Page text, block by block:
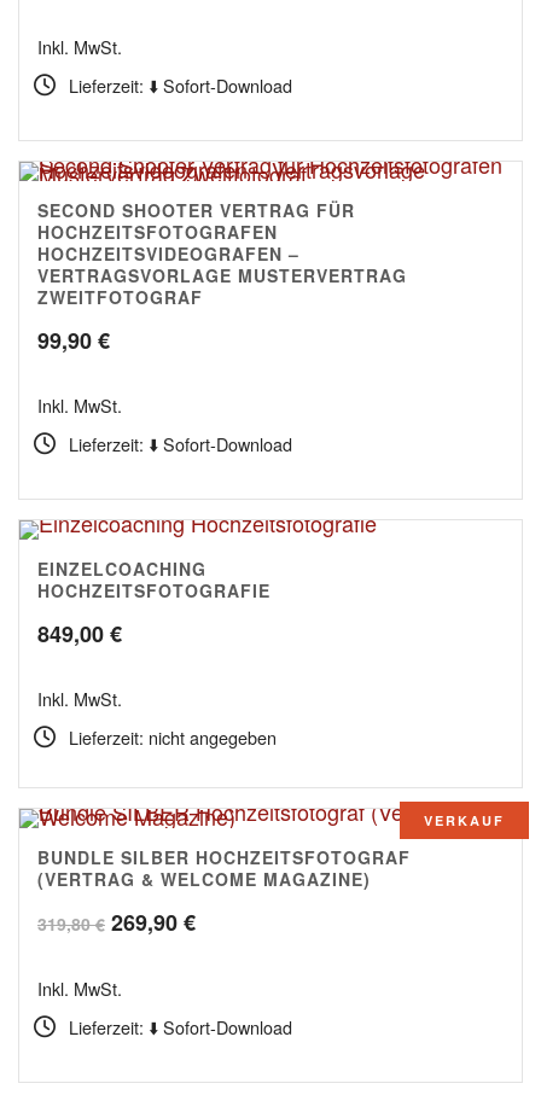
Inkl. MwSt.
Lieferzeit: ⬇️ Sofort-Download
5.00
SECOND SHOOTER VERTRAG FÜR
HOCHZEITSFOTOGRAFEN
HOCHZEITSVIDEOGRAFEN –
VERTRAGSVORLAGE MUSTERVERTRAG
ZWEITFOTOGRAF
99,90€
Inkl. MwSt.
Lieferzeit: ⬇️ Sofort-Download
5.00
EINZELCOACHING
HOCHZEITSFOTOGRAFIE
849,00€
Inkl. MwSt.
Lieferzeit: nicht angegeben
VERKAUF
BUNDLE SILBER HOCHZEITSFOTOGRAF
(VERTRAG & WELCOME MAGAZINE)
319,80€ Ursprünglicher
war:
319,80 €
269,90€Aktueller
269,90 €.
Inkl. MwSt.
Lieferzeit: ⬇️ Sofort-Download